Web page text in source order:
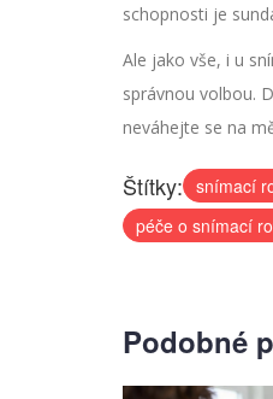
schopnosti je
Ale jako vše, i u
správnou volbou.
neváhejte se na
Štítky: snímací
péče o snímací
Podobné